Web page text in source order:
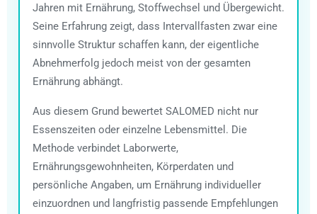
Jahren mit Ernährung, Stoffwechsel und Übergewicht.
Seine Erfahrung zeigt, dass Intervallfasten zwar eine
sinnvolle Struktur schaffen kann, der eigentliche
Abnehmerfolg jedoch meist von der gesamten
Ernährung abhängt.
Aus diesem Grund bewertet SALOMED nicht nur
Essenszeiten oder einzelne Lebensmittel. Die
Methode verbindet Laborwerte,
Ernährungsgewohnheiten, Körperdaten und
persönliche Angaben, um Ernährung individueller
einzuordnen und langfristig passende Empfehlungen